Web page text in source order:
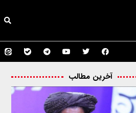
آخرین مطالب